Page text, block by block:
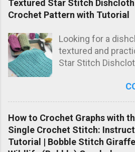
handmade baby gift.
Textured Star Stitch
Crochet Pattern with Tutorial
Looking for a
textured and
Star Stitch
back loops only
raised, knit-like
How to Crochet Graphs with
Single Crochet Stitch:
Tutorial | Bobble Stitch